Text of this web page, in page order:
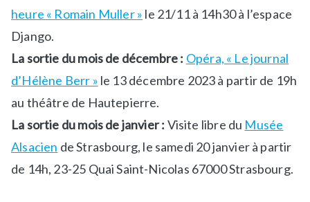
heure « Romain Muller » le 21/11 à 14h30 à l’espace
Django.
La sortie du mois de décembre : Opéra, « Le journal
d’Hélène Berr » le 13 décembre 2023 à partir de 19h
au théâtre de Hautepierre.
La sortie du mois de janvier : Visite libre du Musée
Alsacien de Strasbourg, le samedi 20 janvier à partir
de 14h, 23-25 Quai Saint-Nicolas 67000 Strasbourg.